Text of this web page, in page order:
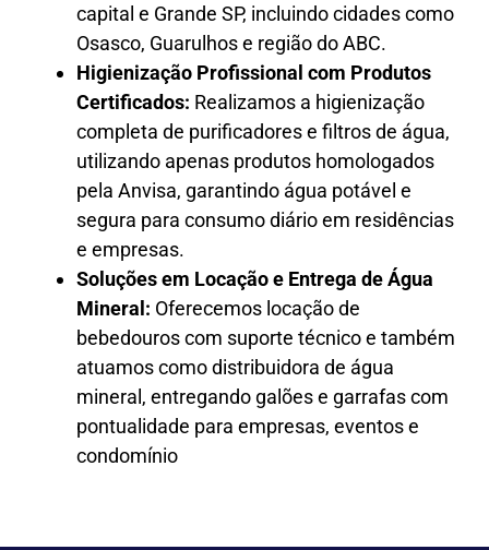
capital e Grande SP, incluindo cidades como
Osasco, Guarulhos e região do ABC.
Higienização Profissional com Produtos
Certificados: Realizamos a higienização
completa de purificadores e filtros de água,
utilizando apenas produtos homologados
pela Anvisa, garantindo água potável e
segura para consumo diário em residências
e empresas.
Soluções em Locação e Entrega de Água
Mineral: Oferecemos locação de
bebedouros com suporte técnico e também
atuamos como distribuidora de água
mineral, entregando galões e garrafas com
pontualidade para empresas, eventos e
condomínio